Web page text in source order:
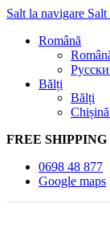
Salt la navigare
Română
Bălți
Bălți
FREE SHIPPING
0698 48 877
Google maps